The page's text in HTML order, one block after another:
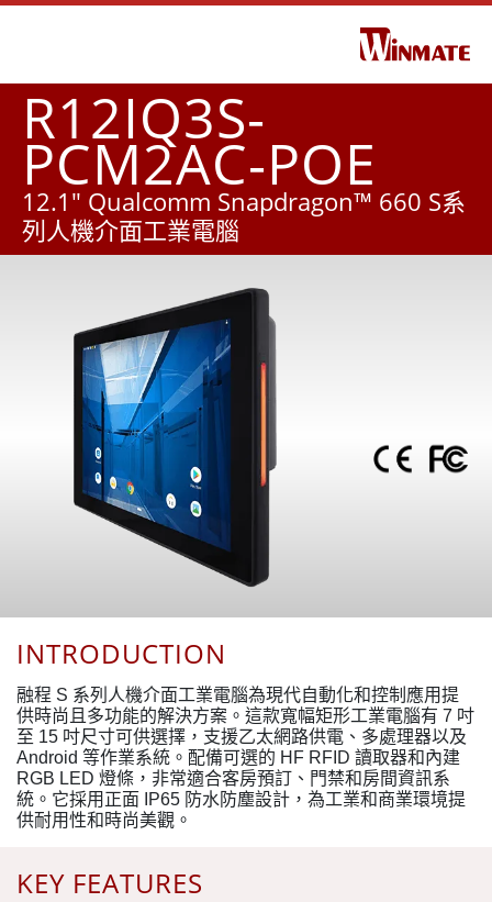
R12IQ3S-
PCM2AC-POE
12.1" Qualcomm Snapdragon™ 660 S系
列人機介面工業電腦
KEY FEATURES
INTRODUCTION
融程 S 系列人機介面工業電腦為現代自動化和控制應用提
供時尚且多功能的解決方案。這款寬幅矩形工業電腦有 7 吋
至 15 吋尺寸可供選擇，支援乙太網路供電、多處理器以及
Android 等作業系統。配備可選的 HF RFID 讀取器和內建
RGB LED 燈條，非常適合客房預訂、門禁和房間資訊系
統。它採用正面 IP65 防水防塵設計，為工業和商業環境提
供耐用性和時尚美觀。